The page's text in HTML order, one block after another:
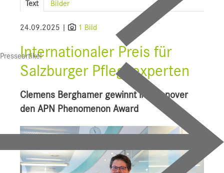
PresseartikelUI f. Sportmedizin
Downloads
Pressekontakt
Text Bilder
24.09.2025 | 1 Bild
Internationaler Preis für
Salzburger Pflegeexperten
Clemens Berghamer gewinnt in Hannover
den APN Phenomenon Award